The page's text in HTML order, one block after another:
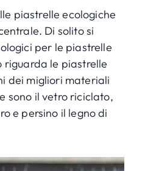
piastrelle ecologiche
Di solito si
per le piastrelle
riguarda le piastrelle
dei migliori materiali
sono il vetro riciclato,
e persino il legno di